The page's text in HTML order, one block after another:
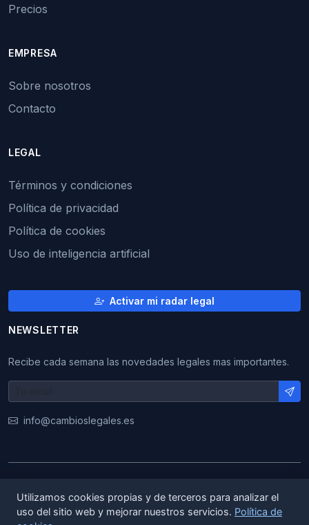
Precios
EMPRESA
Sobre nosotros
Contacto
LEGAL
Términos y condiciones
Política de privacidad
Política de cookies
Uso de inteligencia artificial
Activar mi radar legal
NEWSLETTER
Recibe cada semana las novedades legales mas importantes.
info@cambioslegales.es
reservados.
Utilizamos cookies propias y de terceros para analizar el
uso del sitio web y mejorar nuestros servicios. Política de